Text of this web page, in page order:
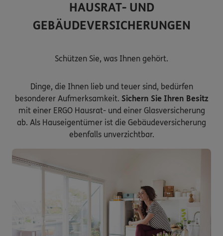
HAUSRAT- UND
GEBÄUDEVERSICHERUNGEN
Schützen Sie, was Ihnen gehört.
Dinge, die Ihnen lieb und teuer sind, bedürfen
besonderer Aufmerksamkeit. Sichern Sie Ihren Besitz
mit einer ERGO Hausrat- und einer Glasversicherung
ab. Als Hauseigentümer ist die Gebäudeversicherung
ebenfalls unverzichtbar.